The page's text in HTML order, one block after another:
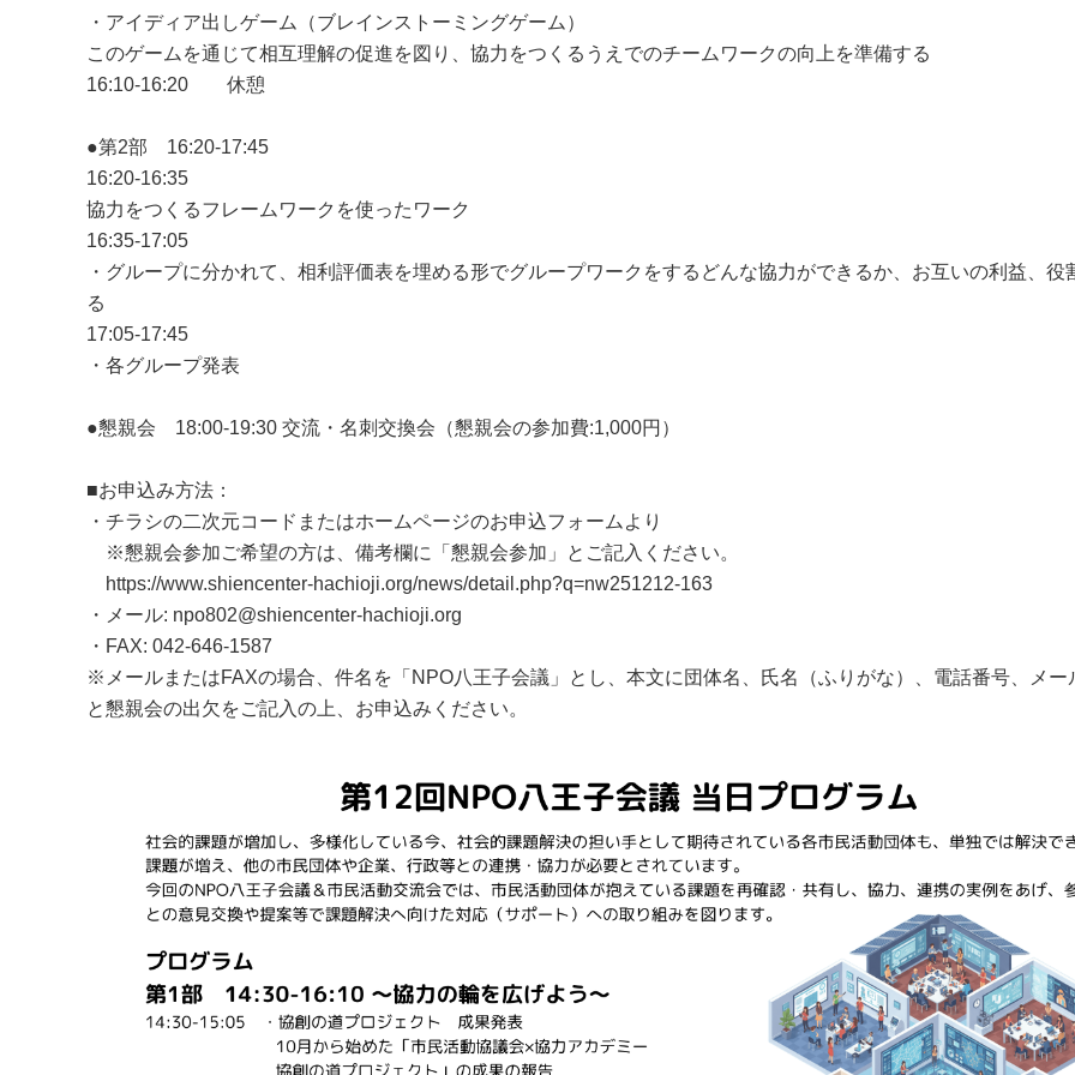
・アイディア出しゲーム（ブレインストーミングゲーム）
このゲームを通じて相互理解の促進を図り、協力をつくるうえでのチームワークの向上を準備する
16:10-16:20 休憩
●第2部 16:20-17:45
16:20-16:35
協力をつくるフレームワークを使ったワーク
16:35-17:05
・グループに分かれて、相利評価表を埋める形でグループワークをするどんな協力ができるか、お互いの利益、役
る
17:05-17:45
・各グループ発表
●懇親会 18:00-19:30 交流・名刺交換会（懇親会の参加費:1,000円）
■お申込み方法：
・チラシの二次元コードまたはホームページのお申込フォームより
※懇親会参加ご希望の方は、備考欄に「懇親会参加」とご記入ください。
https://www.shiencenter-hachioji.org/news/detail.php?q=nw251212-163
・メール: npo802@shiencenter-hachioji.org
・FAX: 042-646-1587
※メールまたはFAXの場合、件名を「NPO八王子会議」とし、本文に団体名、氏名（ふりがな）、電話番号、メー
と懇親会の出欠をご記入の上、お申込みください。